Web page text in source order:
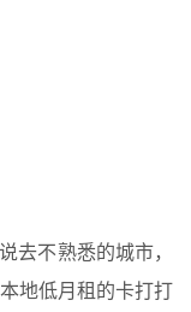
去不熟悉的城市，
地低月租的卡打打